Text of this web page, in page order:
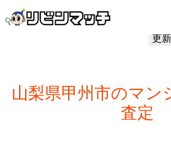
更
山梨県甲州市のマン
査定